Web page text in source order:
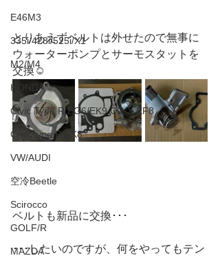
E46M3
335i/428i/525i/X1
M2/M4
HONDA
Civic Type R EG6/EK9 CR-X EF8
Civic type R FK8
VW/AUDI
空冷Beetle
Scirocco
GOLF/R
MAZDA
とりあえずベルトは外せたので無事に
ウォーターポンプとサーモスタットを
交換☺️
ベルトも新品に交換･･･
･･･したいのですが、何をやってもテン